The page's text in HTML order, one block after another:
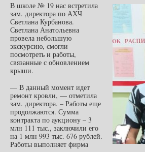
В школе № 19 нас встретила
зам. директора по АХЧ
Светлана Курбанова.
Светлана Анатольевна
провела небольшую
экскурсию, смогли
посмотреть и работы,
связанные с обновлением
крыши.
— В данный момент идет
ремонт кровли, — отметила
зам. директора. – Работы еще
продолжаются. Сумма
контракта по аукциону – 3
млн 111 тыс., заключили его
на 1 млн 993 тыс. 676 рублей.
Работы выполняет фирма